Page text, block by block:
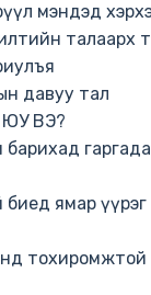
мэндэд хэрхэн
талаарх
давуу тал
ВЭ?
биед ямар үүрэг
тохиромжтой